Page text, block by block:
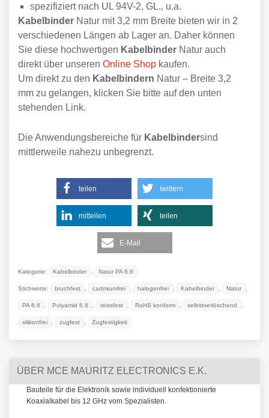
spezifiziert nach UL 94V-2, GL., u.a.
Kabelbinder Natur mit 3,2 mm Breite bieten wir in 2
verschiedenen Längen ab Lager an. Daher können
Sie diese hochwertigen Kabelbinder Natur auch
direkt über unseren Online Shop kaufen.
Um direkt zu den Kabelbindern Natur – Breite 3,2
mm zu gelangen, klicken Sie bitte auf den unten
stehenden Link.
Die Anwendungsbereiche für Kabelbindersind
mittlerweile nahezu unbegrenzt.
teilen twittern
mitteilen teilen
E-Mail
Kategorie: Kabelbinder Natur PA 6.6
Stichworte: bruchfest cadmiumfrei halogenfrei Kabelbinder Natur
PA 6.6 Polyamid 6.6 reissfest RoHS konform selbstverlöschend
silikonfrei zugfest Zugfestigkeit
ÜBER MCE MAURITZ ELECTRONICS E.K.
Bauteile für die Elektronik sowie individuell konfektionierte
Koaxialkabel bis 12 GHz vom Spezialisten.